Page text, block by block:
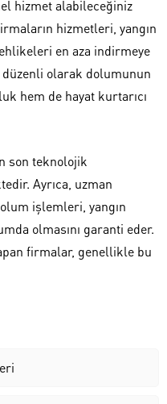
hizmet alabileceğiniz
hizmetleri, yangın
en aza indirmeye
düzenli olarak dolumunun
hem de hayat kurtarıcı
son teknolojik
Ayrıca, uzman
işlemleri, yangın
olmasını garanti eder.
firmalar, genellikle bu